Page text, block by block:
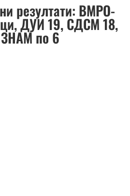
резултати: ВМРО-
ДУИ 19, СДСМ 18,
по 6